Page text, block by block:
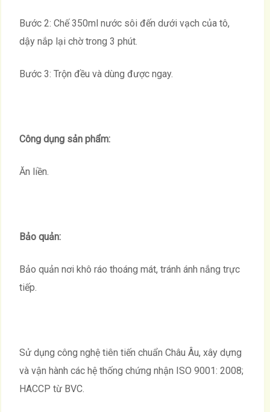
Bước 2: Chế 350ml nước sôi đến dưới vạch của tô,
dậy nắp lại chờ trong 3 phút.
Bước 3: Trộn đều và dùng được ngay.
Công dụng sản phẩm:
Ăn liền.
Bảo quản:
Bảo quản nơi khô ráo thoáng mát, tránh ánh nắng trực
tiếp.
Sử dụng công nghệ tiên tiến chuẩn Châu Âu, xây dựng
và vận hành các hệ thống chứng nhận ISO 9001: 2008;
HACCP từ BVC.